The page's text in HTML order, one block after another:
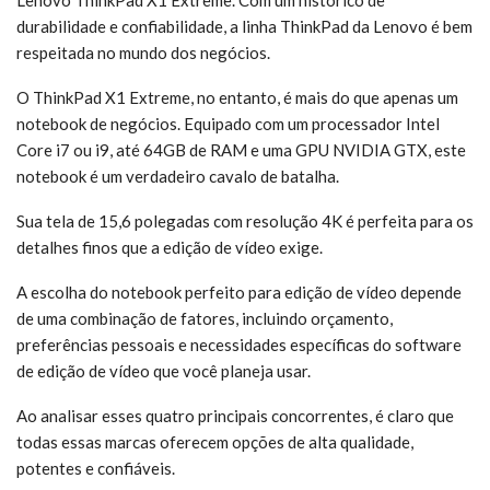
durabilidade e confiabilidade, a linha ThinkPad da Lenovo é bem
respeitada no mundo dos negócios.
O ThinkPad X1 Extreme, no entanto, é mais do que apenas um
notebook de negócios. Equipado com um processador Intel
Core i7 ou i9, até 64GB de RAM e uma GPU NVIDIA GTX, este
notebook é um verdadeiro cavalo de batalha.
Sua tela de 15,6 polegadas com resolução 4K é perfeita para os
detalhes finos que a edição de vídeo exige.
A escolha do notebook perfeito para edição de vídeo depende
de uma combinação de fatores, incluindo orçamento,
preferências pessoais e necessidades específicas do software
de edição de vídeo que você planeja usar.
Ao analisar esses quatro principais concorrentes, é claro que
todas essas marcas oferecem opções de alta qualidade,
potentes e confiáveis.